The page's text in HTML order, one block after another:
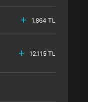
1.864 TL
12.115 TL